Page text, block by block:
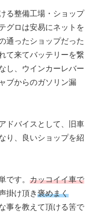
る整備工場・ショップ
グロは安易にネットを
通ったショップだった
て来てバッテリーを繋
し、ウインカーレバー
ブからのガソリン漏
ドバイスとして、旧車
り、良いショップを紹
です。 カッコイイ車で
掛け頂き褒めまく
事を教えて頂ける筈で